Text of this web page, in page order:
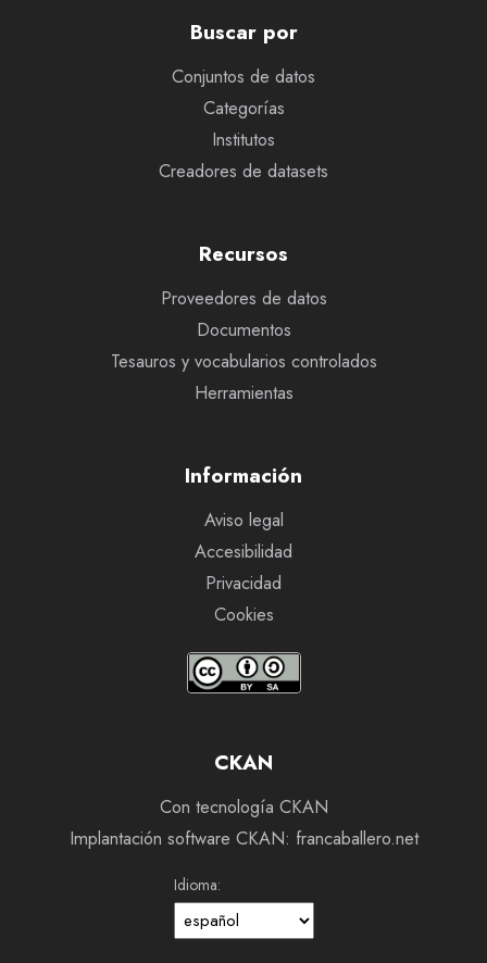
Buscar por
Conjuntos de datos
Categorías
Institutos
Creadores de datasets
Recursos
Proveedores de datos
Documentos
Tesauros y vocabularios controlados
Herramientas
Información
Aviso legal
Accesibilidad
Privacidad
Cookies
CKAN
Con tecnología CKAN
Implantación software CKAN: francaballero.net
Idioma